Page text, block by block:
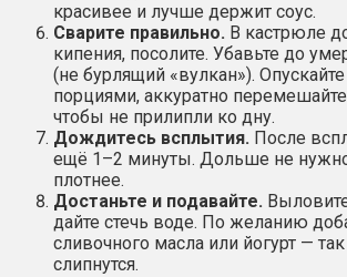
красивее и лучше держит соус.
Сварите правильно. В кастрюле
кипения, посолите. Убавьте до
(не бурлящий «вулкан»).
порциями, аккуратно
чтобы не прилипли ко дну.
Дождитесь всплытия. После
ещё 1–2 минуты. Дольше не
плотнее.
Достаньте и подавайте.
дайте стечь воде. По желанию
сливочного масла или йогурт —
слипнутся.